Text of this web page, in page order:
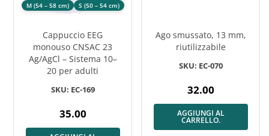
M (54 – 58 cm)
S (50 – 54 cm)
Cappuccio EEG
monouso CNSAC 23
Ag/AgCl – Sistema 10–
20 per adulti
SKU: EC-169
Prezzo
normale
35.00
Ago smussato, 13 mm,
riutilizzabile
SKU: EC-070
Prezzo
normale
32.00
AGGIUNGI AL
CARRELLO.